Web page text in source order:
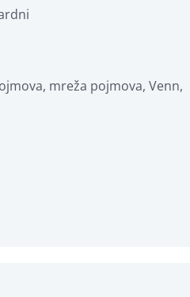
mreža pojmova, Venn,